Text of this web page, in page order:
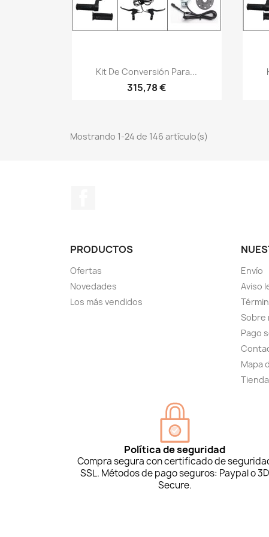
Vista rápida
Kit De Conversión Para...
315,78 €
Mostrando 1-24 de 146 artículo(s)
PRODUCTOS
Ofertas
Novedades
Los más vendidos
Envío
Aviso
Sobre
Pago
Mapa
Política de seguridad
Compra segura con certificado de
SSL. Métodos de pago seguros: Paypal o 3D
Secure.